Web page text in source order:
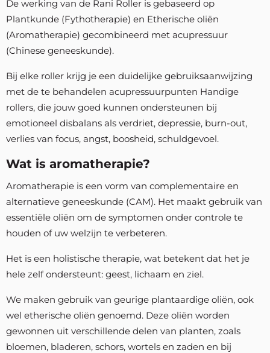
De werking van de Rani Roller is gebaseerd op
Plantkunde (Fythotherapie) en Etherische oliën
(Aromatherapie) gecombineerd met acupressuur
(Chinese geneeskunde).
Bij elke roller krijg je een duidelijke gebruiksaanwijzing
met de te behandelen acupressuurpunten Handige
rollers, die jouw goed kunnen ondersteunen bij
emotioneel disbalans als verdriet, depressie, burn-out,
verlies van focus, angst, boosheid, schuldgevoel.
Wat is aromatherapie?
Aromatherapie is een vorm van complementaire en
alternatieve geneeskunde (CAM). Het maakt gebruik van
essentiële oliën om de symptomen onder controle te
houden of uw welzijn te verbeteren.
Het is een holistische therapie, wat betekent dat het je
hele zelf ondersteunt: geest, lichaam en ziel.
We maken gebruik van geurige plantaardige oliën, ook
wel etherische oliën genoemd. Deze oliën worden
gewonnen uit verschillende delen van planten, zoals
bloemen, bladeren, schors, wortels en zaden en bij